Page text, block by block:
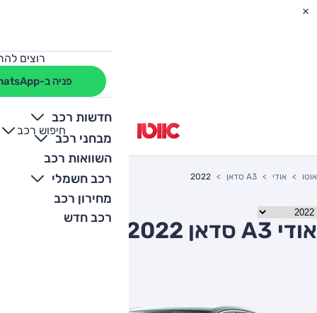
רוצים
פניה ב-WhatsApp
חדשות רכב
מבחני רכב
השוואות רכב
רכב חשמלי
מחירון רכב
רכב חדש
חיפוש רכב
+
-
אוטו אודי A3 סדאן 2022
אודי A3 סדאן 2022 יד שניה